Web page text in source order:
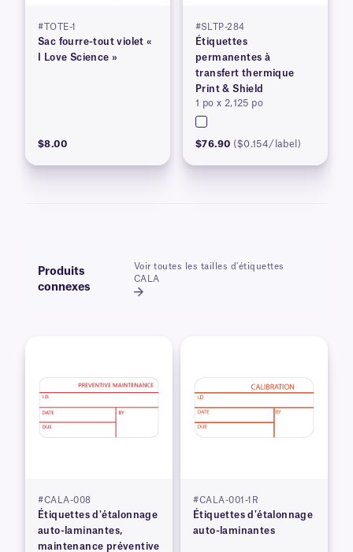
#TOTE-1
Sac fourre-tout violet «
I Love Science »
$8.00
#SLTP-284
Étiquettes
permanentes à
transfert thermique
Print & Shield
1 po x 2,125 po
$76.90 ($0.154/label)
Produits
connexes
Voir toutes les tailles d'étiquettes
CALA
#CALA-008
Étiquettes d'étalonnage
auto-laminantes,
maintenance préventive
#CALA-001-1R
Étiquettes d'étalonnage
auto-laminantes